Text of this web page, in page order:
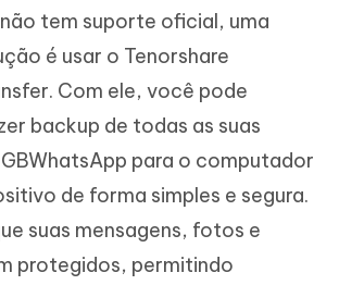
tem suporte oficial, uma
é usar o Tenorshare
Com ele, você pode
backup de todas as suas
para o computador
de forma simples e segura.
suas mensagens, fotos e
protegidos, permitindo